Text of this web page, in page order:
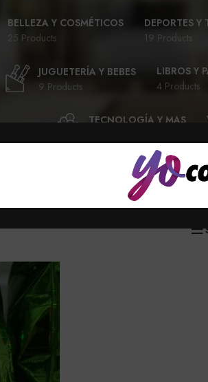
BELLEZA Y COSMÉTICOS
25 Products
DEPORTES Y
19 Products
JUGUETERÍA Y BEBES
9 Products
LIBROS Y
4 Products
TECNOLOGÍA Y MAS